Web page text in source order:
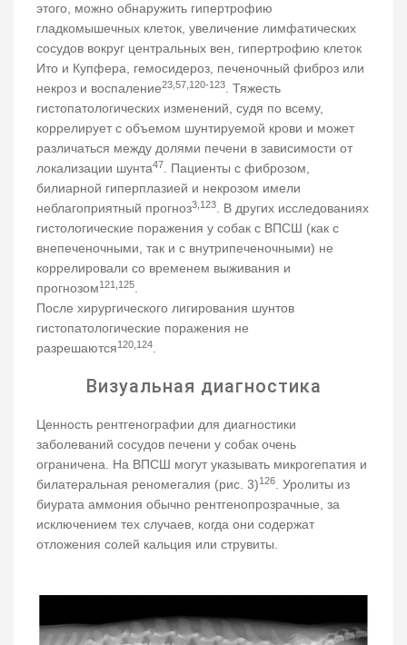
этого, можно обнаружить гипертрофию
гладкомышечных клеток, увеличение лимфатических
сосудов вокруг центральных вен, гипертрофию клеток
Ито и Купфера, гемосидероз, печеночный фиброз или
некроз и воспаление23,57,120-123. Тяжесть
гистопатологических изменений, судя по всему,
коррелирует с объемом шунтируемой крови и может
различаться между долями печени в зависимости от
локализации шунта47. Пациенты с фиброзом,
билиарной гиперплазией и некрозом имели
неблагоприятный прогноз3,123. В других исследованиях
гистологические поражения у собак с ВПСШ (как с
внепеченочными, так и с внутрипеченочными) не
коррелировали со временем выживания и
прогнозом121,125.
После хирургического лигирования шунтов
гистопатологические поражения не
разрешаются120,124.
Визуальная диагностика
Ценность рентгенографии для диагностики
заболеваний сосудов печени у собак очень
ограничена. На ВПСШ могут указывать микрогепатия и
билатеральная реномегалия (рис. 3)126. Уролиты из
биурата аммония обычно рентгенопрозрачные, за
исключением тех случаев, когда они содержат
отложения солей кальция или струвиты.